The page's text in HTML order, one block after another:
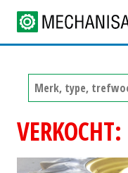
VERKOCHT: